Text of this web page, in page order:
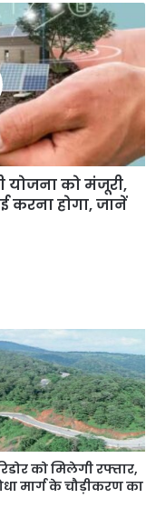
योजना को मंजूरी,
करना होगा, जानें
को मिलेगी रफ्तार,
मार्ग के चौड़ीकरण का